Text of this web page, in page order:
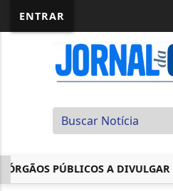
ENTRAR
PÚBLICOS A DIVULGAR